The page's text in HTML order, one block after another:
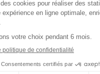
des milieux naturels
naturels, la gestion